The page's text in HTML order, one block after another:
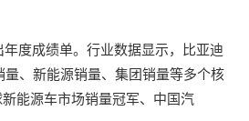
度成绩单。行业数据显示，比亚迪
、新能源销量、集团销量等多个核
能源车市场销量冠军、中国汽